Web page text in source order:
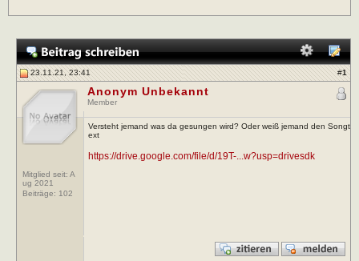
23.11.21, 23:41 #1
Mitglied seit: A
ug 2021
Beiträge: 102
Anonym Unbekannt
Member
Versteht jemand was da gesungen wird? Oder weiß jemand den Songt
ext
https://drive.google.com/file/d/19T-...w?usp=drivesdk